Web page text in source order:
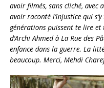
avoir filmés, sans cliché, avec
avoir raconté l’injustice qui
générations puissent te lire et
d’Archi Ahmed à La Rue des
enfance dans la guerre. La
beaucoup. Merci, Mehdi